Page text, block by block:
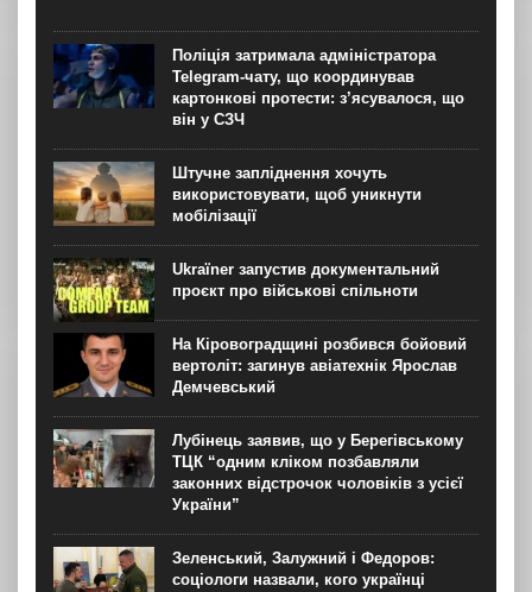
Поліція затримала адміністратора
Telegram-чату, що координував
картонкові протести: з’ясувалося, що
він у СЗЧ
Штучне запліднення хочуть
використовувати, щоб уникнути
мобілізації
Ukraїner запустив документальний
проєкт про військові спільноти
На Кіровоградщині розбився бойовий
вертоліт: загинув авіатехнік Ярослав
Демчевський
Лубінець заявив, що у Берегівському
ТЦК “одним кліком позбавляли
законних відстрочок чоловіків з усієї
України”
Зеленський, Залужний і Федоров:
соціологи назвали, кого українці